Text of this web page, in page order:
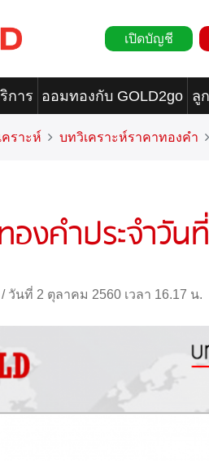
เปิดบัญชี
การ ออมทองกับ GOLD2go ลู
ราะห์ บทวิเคราะห์ราคาทองคำ
องคำประจำ
/ วันที่ 2 ตุลาคม 2560 เวลา 16.17 น.